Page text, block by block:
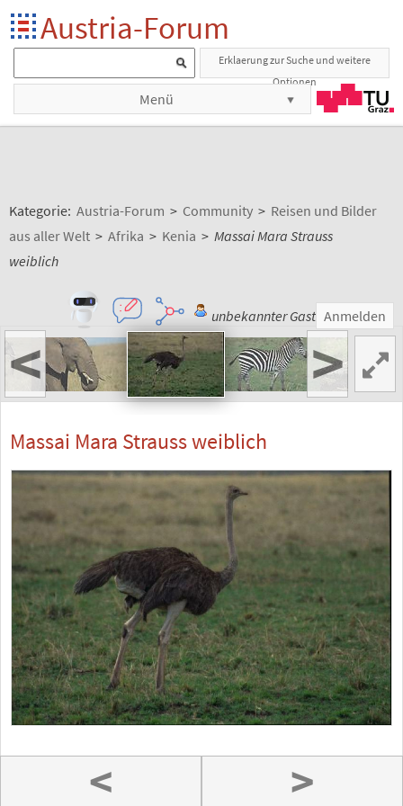
Austria-Forum
Erklaerung zur Suche und weitere
Optionen
Menü
Kategorie: Austria-Forum > Community > Reisen und Bilder
aus aller Welt > Afrika > Kenia > Massai Mara Strauss
weiblich
unbekannter Gast Anmelden
< >
Massai Mara Strauss weiblich
< >